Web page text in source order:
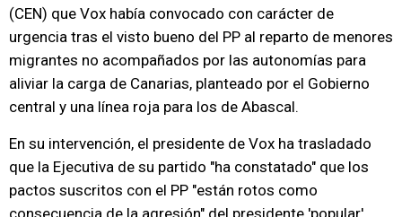
(CEN) que Vox había convocado con carácter de
urgencia tras el visto bueno del PP al reparto de menores
migrantes no acompañados por las autonomías para
aliviar la carga de Canarias, planteado por el Gobierno
central y una línea roja para los de Abascal.
En su intervención, el presidente de Vox ha trasladado
que la Ejecutiva de su partido "ha constatado" que los
pactos suscritos con el PP "están rotos como
consecuencia de la agresión" del presidente 'popular',